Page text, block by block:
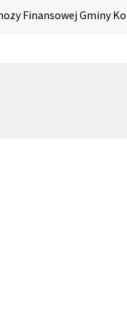
Finansowej Gminy